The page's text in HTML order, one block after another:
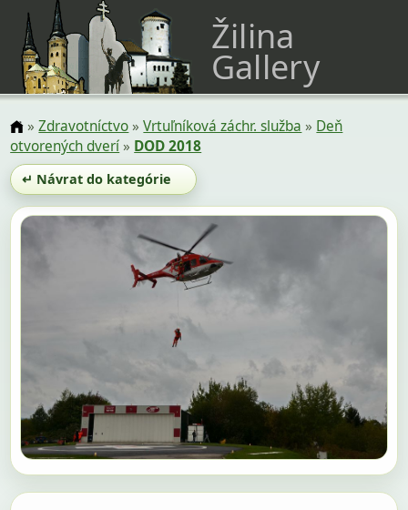
Žilina
Gallery
»Zdravotníctvo»Vrtuľníková záchr. služba » Deň
otvorených dverí» DOD 2018
↵ Návrat do kategórie